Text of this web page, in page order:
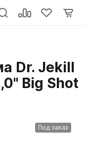
Dr. Jekill
Big Shot
Под заказ